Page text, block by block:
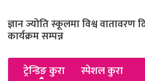
ज्ञान ज्योति स्कूलमा विश्व वातावरण
कार्यक्रम सम्पन्न
ट्रेन्डिङ कुरा स्पेशल कुरा